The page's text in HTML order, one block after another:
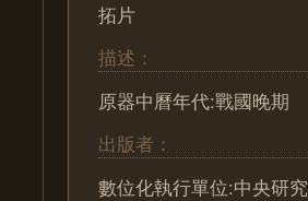
拓片
描述：
原器中曆年代:戰國晚期
出版者：
數位化執行單位:中央研